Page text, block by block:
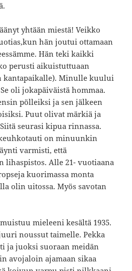
yhtään miestä! Veikko
hän joutui ottamaan
Hän teki kaikki
perusti aikuistuttuaan
kantapaikalle). Minulle kuului
oli jokapäiväistä hommaa.
pölleiksi ja sen jälkeen
Puut olivat märkiä ja
seurasi kipua rinnassa.
on minuunkin
varmisti, että
lihaspistos. Alle 21- vuotiaana
kuorimassa monta
olin uitossa. Myös savotan
mieleeni kesältä 1935.
noussut taimelle. Pekka
ja juoksi suoraan meidän
avojaloin ajamaan sikaa